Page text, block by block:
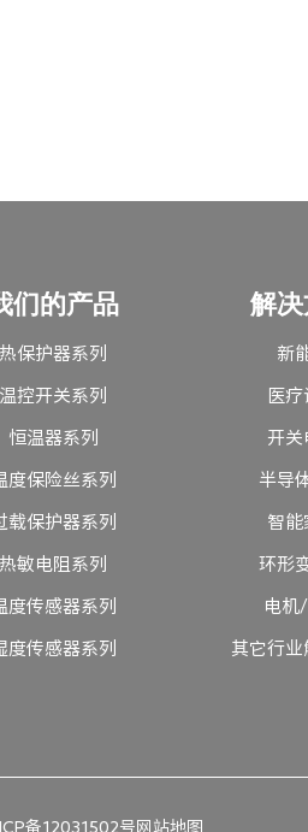
们的产品
热保护器系列
温控开关系列
恒温器系列
度保险丝系列
载保护器系列
热敏电阻系列
度传感器系列
度传感器系列
解
新
医疗
开关
半导
智能
环形
电机
其它行业
备12031502号 网站地图